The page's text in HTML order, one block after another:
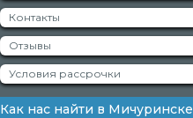
Контакты
Отзывы
Условия рассрочки
Как нас найти в Мичуринске